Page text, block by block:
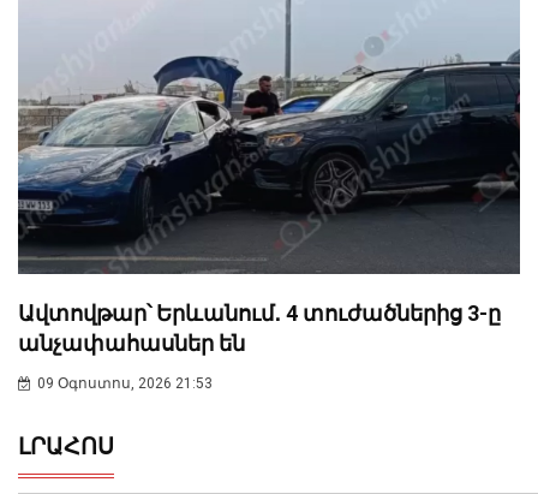
Ավտովթար՝ Երևանում․ 4 տուժածներից 3-ը
անչափահասներ են
09 Օգոստոս, 2026 21:53
ԼՐԱՀՈՍ